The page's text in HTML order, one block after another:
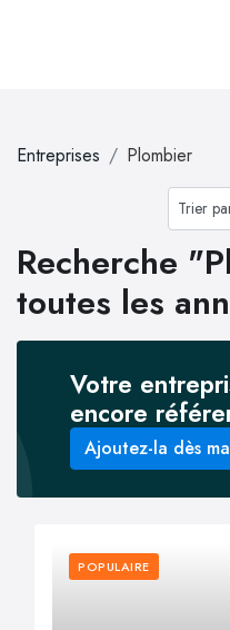
Entreprises Plombier
Recherche
toutes les
Votre
encore
Ajoutez-la dès
POPULAIRE